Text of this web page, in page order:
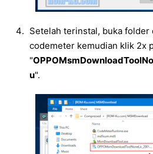
Setelah terinstal, buka folder
codemeter kemudian klik 2x
"
u".